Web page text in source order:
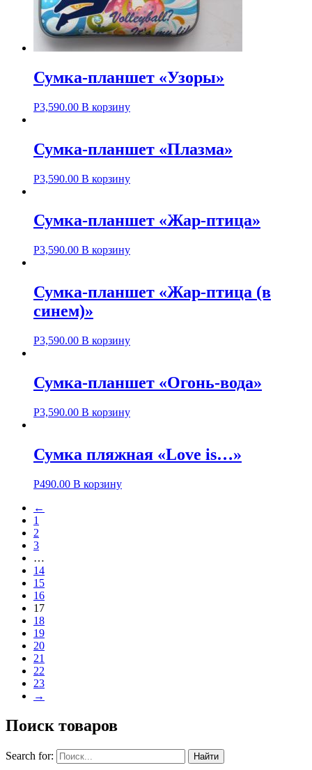
Сумка-планшет «Узоры»
Р3,590.00 В корзину
Сумка-планшет «Плазма»
Р3,590.00 В корзину
Сумка-планшет «Жар-птица»
Р3,590.00 В корзину
Сумка-планшет «Жар-птица (в
синем)»
Р3,590.00 В корзину
Сумка-планшет «Огонь-вода»
Р3,590.00 В корзину
Сумка пляжная «Love is…»
Р490.00 В корзину
←
1
2
3
…
14
15
16
17
18
19
20
21
22
23
→
Поиск товаров
Search for: